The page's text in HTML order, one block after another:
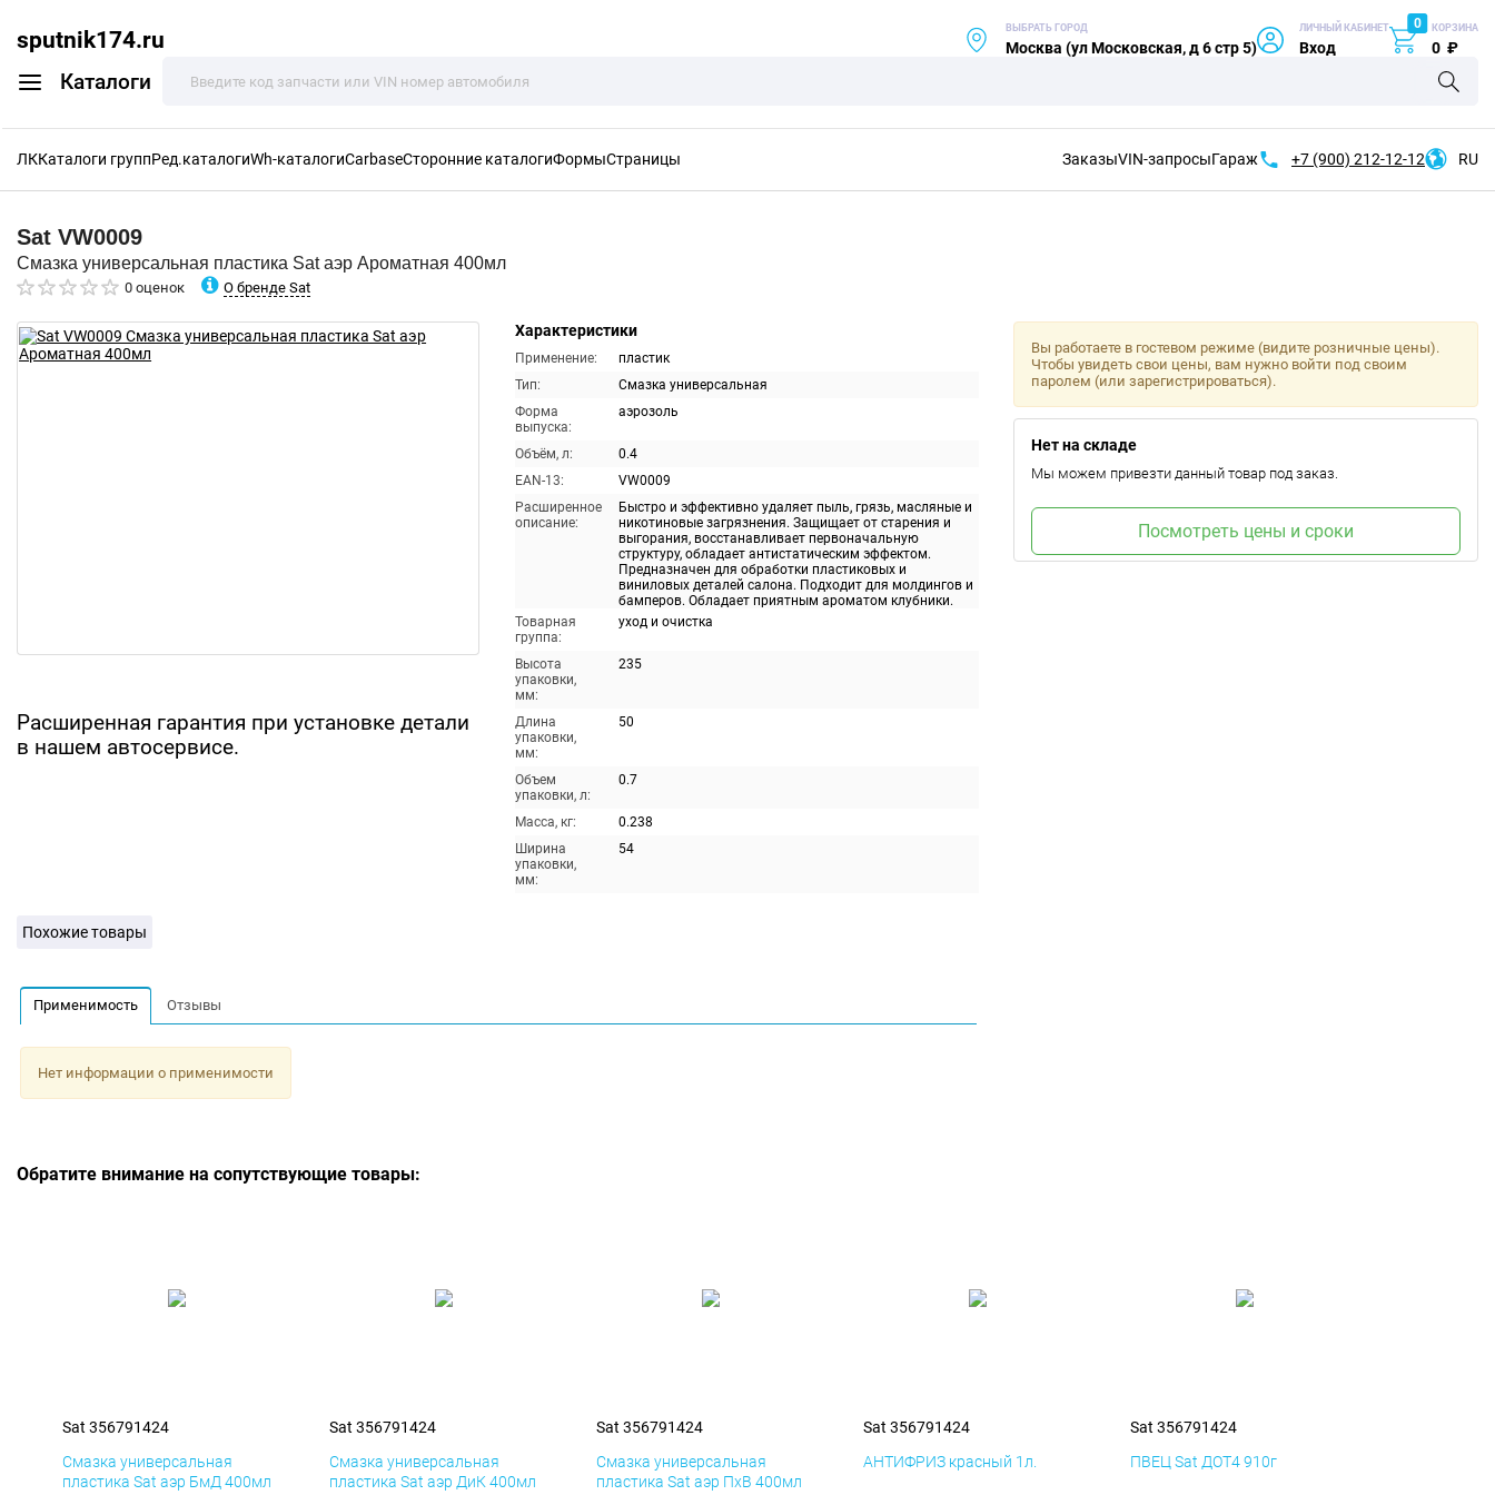
sputnik174.ru
Каталоги
ВЫБРАТЬ ГОРОД
Москва (ул Московская, д 6 стр 5)
ЛИЧНЫЙ КАБИНЕТ
Вход
0 КОРЗИНА
0 ₽
ЛККаталоги группРед.каталогиWh-каталогиCarbaseСторонние каталогиФормыСтраницы ЗаказыVIN-запросыГараж +7 (900) 212-12-12 RU
Sat VW0009
Смазка универсальная пластика Sat аэр Ароматная 400мл
0 оценок О бренде Sat
Расширенная гарантия при установке детали
в нашем автосервисе.
Характеристики
Применение:
пластик
Тип:
Смазка универсальная
Форма
выпуска:
аэрозоль
Объём, л:
0.4
EAN-13:
VW0009
Расширенное
описание:
Быстро и эффективно удаляет пыль, грязь, масляные и
никотиновые загрязнения. Защищает от старения и
выгорания, восстанавливает первоначальную
структуру, обладает антистатическим эффектом.
Предназначен для обработки пластиковых и
виниловых деталей салона. Подходит для молдингов и
бамперов. Обладает приятным ароматом клубники.
Товарная
группа:
уход и очистка
Высота
упаковки,
мм:
235
Длина
упаковки,
мм:
50
Объем
упаковки, л:
0.7
Масса, кг:
0.238
Ширина
упаковки,
мм:
54
Вы работаете в гостевом режиме (видите розничные цены).
Чтобы увидеть свои цены, вам нужно войти под своим
паролем (или зарегистрироваться).
Нет на складе
Мы можем привезти данный товар под заказ.
Посмотреть цены и сроки
Похожие товары
Применимость Отзывы
Нет информации о применимости
Обратите внимание на сопутствующие товары:
Sat 356791424
Смазка универсальная
пластика Sat аэр БмД 400мл
Sat 356791424
Смазка универсальная
пластика Sat аэр ДиК 400мл
Sat 356791424
Смазка универсальная
пластика Sat аэр ПхВ 400мл
Sat 356791424
АНТИФРИЗ красный 1л.
Sat 356791424
ПВЕЦ Sat ДОТ4 910г